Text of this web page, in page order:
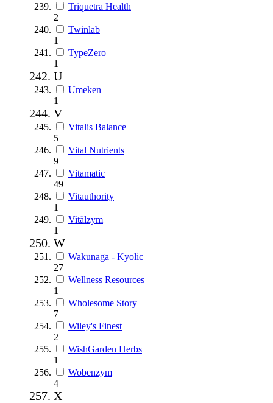
Triquetra Health
2
Twinlab
1
TypeZero
1
U
Umeken
1
V
Vitalis Balance
5
Vital Nutrients
9
Vitamatic
49
Vitauthority
1
Vitälzym
1
W
Wakunaga - Kyolic
27
Wellness Resources
1
Wholesome Story
7
Wiley's Finest
2
WishGarden Herbs
1
Wobenzym
4
X